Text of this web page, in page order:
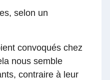
selon un
convoqués chez
nous semble
contraire à leur